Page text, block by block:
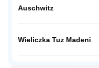
Auschwitz
Savaşı’nın en büyük
Wieliczka Tuz Madeni